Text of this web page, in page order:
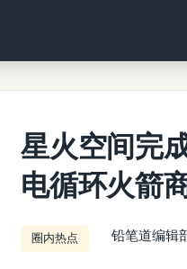
星火空间完
电循环火箭
圈内热点 铅笔道编辑